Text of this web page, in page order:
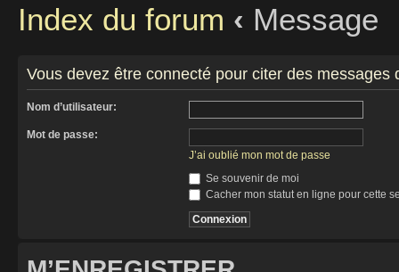
Index du forum ‹ Message
Vous devez être connecté pour citer des messages
Nom d’utilisateur:
Mot de passe:
J’ai oublié mon mot de passe
Se souvenir de moi
Cacher mon statut en ligne pour cette